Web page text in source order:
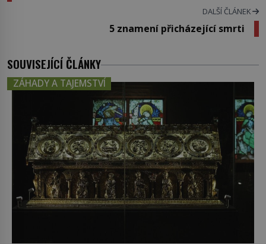
DALŠÍ ČLÁNEK
5 znamení přicházející smrti
SOUVISEJÍCÍ ČLÁNKY
ZÁHADY A TAJEMSTVÍ